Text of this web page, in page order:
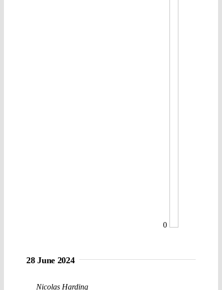
0
28 June 2024
Nicolas Harding